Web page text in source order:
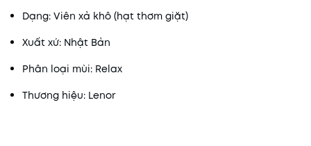
Dạng: Viên xả khô (hạt thơm giặt)
Xuất xứ: Nhật Bản
Phân loại mùi: Relax
Thương hiệu: Lenor